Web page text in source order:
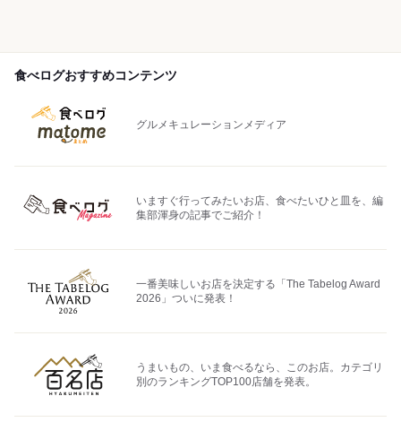
食べログおすすめコンテンツ
グルメキュレーションメディア
いますぐ行ってみたいお店、食べたいひと皿を、編
集部渾身の記事でご紹介！
一番美味しいお店を決定する「The Tabelog Award
2026」ついに発表！
うまいもの、いま食べるなら、このお店。カテゴリ
別のランキングTOP100店舗を発表。